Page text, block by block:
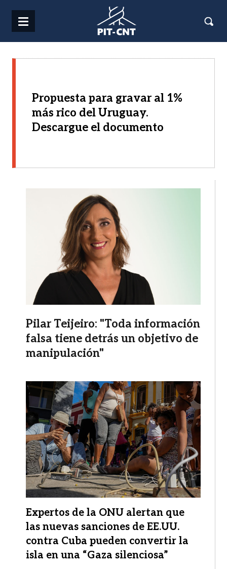
Propuesta para gravar al 1%
más rico del Uruguay.
Descargue el documento
Pilar Teijeiro: "Toda información
falsa tiene detrás un objetivo de
manipulación"
Imagen
Expertos de la ONU alertan que
las nuevas sanciones de EE.UU.
contra Cuba pueden convertir la
isla en una “Gaza silenciosa”